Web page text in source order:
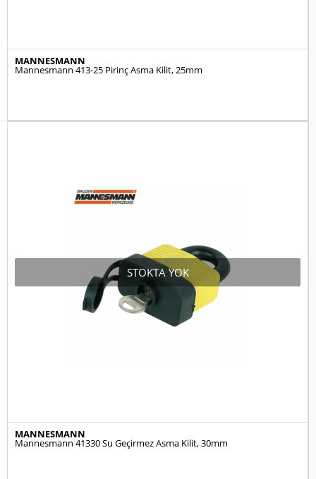
MANNESMANN
Mannesmann 413-25 Pirinç Asma Kilit, 25mm
STOKTA YOK
MANNESMANN
Mannesmann 41330 Su Geçirmez Asma Kilit, 30mm